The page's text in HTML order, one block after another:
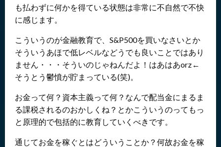
も払わずに何かを得ている状態は非常に不自然で不快
に感じます。
こういうのが金融教育で、S&P500を買いなさいとか
そういうあほで低レベルなどうでも良いことではあり
ません・・・そういのじゃねんだよ！はあはあorz←
そうとう鬱憤が貯まっている(笑)。
お金って何？資本主義って何？なんで配当金にまるま
る課税されるのおかしくね？とかこういうのってもっ
と原理的で包括的に教育していくべきです。
通じてお金を稼ぐとはどういうことか？何故お金を稼